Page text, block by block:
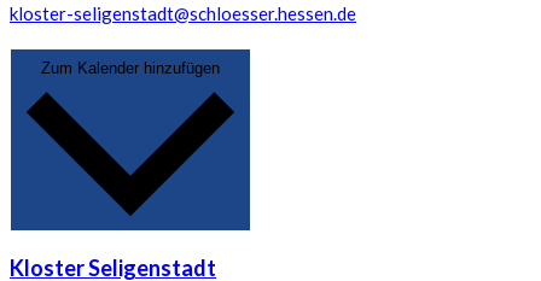
kloster-seligenstadt@schloesser.hessen.de
Kloster Seligenstadt